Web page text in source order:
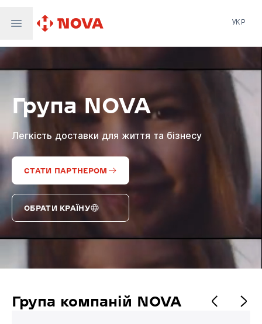
Nova Global
Nova Digital
УКР
Група NOVA
Легкість доставки для життя та бізнесу
СТАТИ ПАРТНЕРОМ
ОБРАТИ КРАЇНУ
Група компаній NOVA